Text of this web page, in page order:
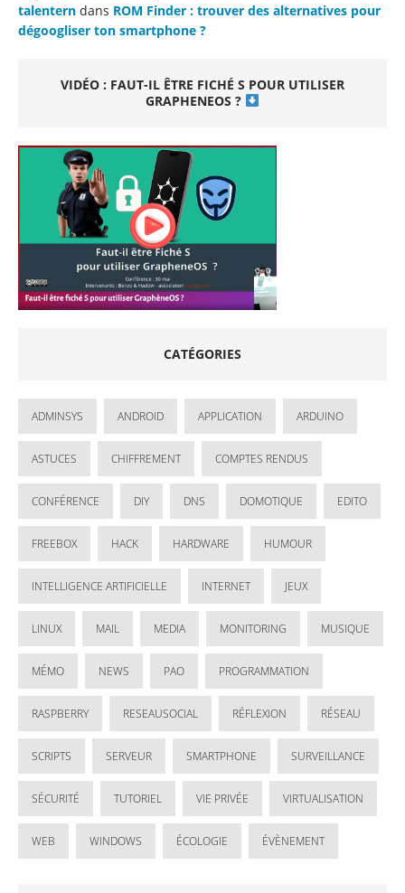
talentern dans ROM Finder : trouver des alternatives pour
dégoogliser ton smartphone ?
VIDÉO : FAUT-IL ÊTRE FICHÉ S POUR UTILISER
GRAPHENEOS ?
CATÉGORIES
ADMINSYS ANDROID APPLICATION ARDUINO
ASTUCES CHIFFREMENT COMPTES RENDUS
CONFÉRENCE DIY DNS DOMOTIQUE EDITO
FREEBOX HACK HARDWARE HUMOUR
INTELLIGENCE ARTIFICIELLE INTERNET JEUX
LINUX MAIL MEDIA MONITORING MUSIQUE
MÉMO NEWS PAO PROGRAMMATION
RASPBERRY RESEAUSOCIAL RÉFLEXION RÉSEAU
SCRIPTS SERVEUR SMARTPHONE SURVEILLANCE
SÉCURITÉ TUTORIEL VIE PRIVÉE VIRTUALISATION
WEB WINDOWS ÉCOLOGIE ÉVÈNEMENT